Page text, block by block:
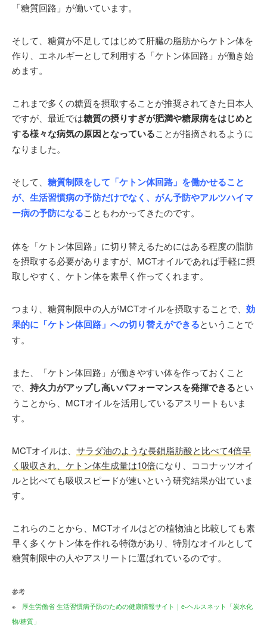
「糖質回路」が働いています。
そして、糖質が不足してはじめて肝臓の脂肪からケトン体を
作り、エネルギーとして利用する「ケトン体回路」が働き始
めます。
これまで多くの糖質を摂取することが推奨されてきた日本人
ですが、最近では糖質の摂りすぎが肥満や糖尿病をはじめと
する様々な病気の原因となっていることが指摘されるように
なりました。
そして、 糖質制限をして「ケトン体回路」を働かせること
が、生活習慣病の予防だけでなく、がん予防やアルツハイマ
ー病の予防になることもわかってきたのです。
体を「ケトン体回路」に切り替えるためにはある程度の脂肪
を摂取する必要がありますが、MCTオイルであれば手軽に摂
取しやすく、ケトン体を素早く作ってくれます。
つまり、糖質制限中の人がMCTオイルを摂取することで、 効
果的に「ケトン体回路」への切り替えができるということで
す。
また、「ケトン体回路」が働きやすい体を作っておくこと
で、 持久力がアップし高いパフォーマンスを発揮できるとい
うことから、MCTオイルを活用しているアスリートもいま
す。
MCTオイルは、 サラダ油のような長鎖脂肪酸と比べて4倍早
く吸収され、ケトン体生成量は10倍になり、ココナッツオイ
ルと比べても吸収スピードが速いという研究結果が出ていま
す。
これらのことから、MCTオイルはどの植物油と比較しても素
早く多くケトン体を作れる特徴があり、特別なオイルとして
糖質制限中の人やアスリートに選ばれているのです。
参考
※ 厚生労働省 生活習慣病予防のための健康情報サイト｜e-ヘルスネット「炭水化
物/糖質」